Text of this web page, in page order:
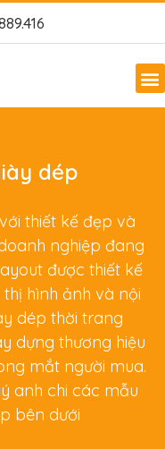
dép
với thiết kế đẹp và
nghiệp đang
được thiết kế
hình ảnh và nội
dép thời trang
dựng thương hiệu
mắt người mua.
anh chi các mẫu
bên dưới